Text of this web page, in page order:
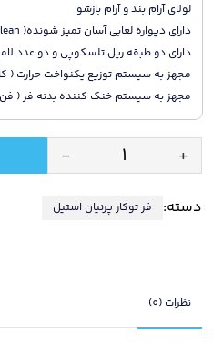
لولای آرام بند و آرام بازشو
دارای دیواره لعابی آسان تمیز شونده( Easy to Clean )
دارای دو طبقه ریل تلسکوپی و دو عدد
مجهز به سیستم توزیع یکنواخت حرارت (
مجهز به سیستم خنک کننده بدنه فر (
پرنیان
دارای
24
+
-
دسته: فر توکار پرنیان استیل
نظرات (0)